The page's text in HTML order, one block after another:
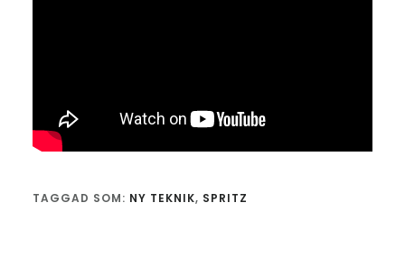
TAGGAD SOM: NY TEKNIK, SPRITZ